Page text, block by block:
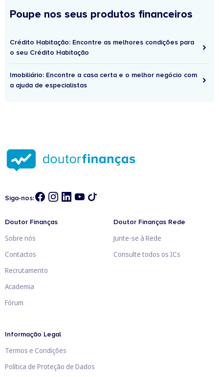
Poupe nos seus produtos financeiros
Crédito Habitação: Encontre as melhores condições para
o seu Crédito Habitação
Imobiliário: Encontre a casa certa e o melhor negócio com
a ajuda de especialistas
Siga-nos:
Doutor Finanças
Sobre nós
Contactos
Recrutamento
Academia
Fórum
Doutor Finanças Rede
Junte-se à Rede
Consulte todos os ICs
Informação Legal
Termos e Condições
Política de Proteção de Dados